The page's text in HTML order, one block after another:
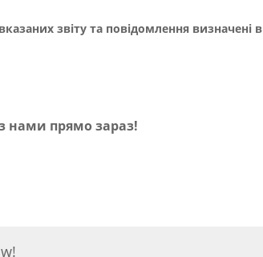
звіту та повідомлення визначені в
нами прямо зараз!